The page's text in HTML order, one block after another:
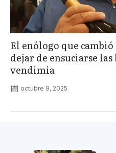
El enólogo que
dejar de ensuciarse las
vendimia
octubre 9, 2025